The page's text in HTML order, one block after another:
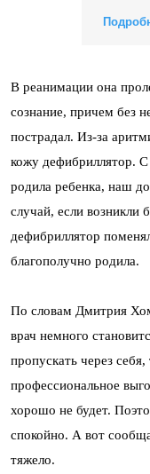
В реанимации она
сознание, причем без
пострадал. Из-за
кожу дефибриллятор.
родила ребенка, наш
случай, если
дефибриллятор
благополучно родила.
По словам Дмитрия
врач немного
пропускать через
профессиональное
хорошо не будет.
спокойно. А вот
тяжело.